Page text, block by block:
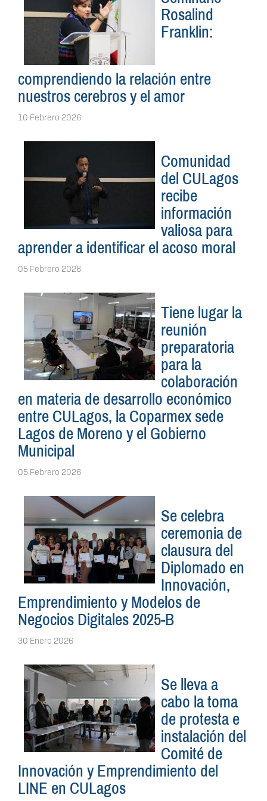
Rosalind
Franklin:
comprendiendo la relación entre
nuestros cerebros y el amor
10 Febrero 2026
Comunidad
del CULagos
recibe
información
valiosa para
aprender a identificar el acoso moral
05 Febrero 2026
Tiene lugar la
reunión
preparatoria
para la
colaboración
en materia de desarrollo económico
entre CULagos, la Coparmex sede
Lagos de Moreno y el Gobierno
Municipal
05 Febrero 2026
Se celebra
ceremonia de
clausura del
Diplomado en
Innovación,
Emprendimiento y Modelos de
Negocios Digitales 2025-B
30 Enero 2026
Se lleva a
cabo la toma
de protesta e
instalación del
Comité de
Innovación y Emprendimiento del
LINE en CULagos